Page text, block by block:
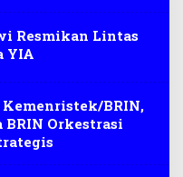
Resmikan Lintas
YIA
Kemenristek/BRIN,
Orkestrasi